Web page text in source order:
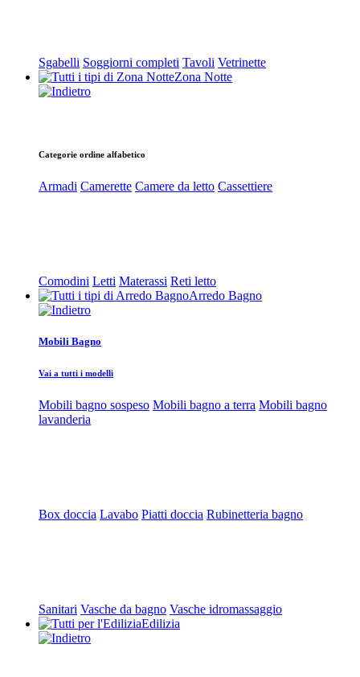
Sgabelli Soggiorni completi Tavoli Vetrinette
Zona Notte
Categorie ordine alfabetico
Armadi Camerette Camere da letto Cassettiere
Comodini Letti Materassi Reti letto
Arredo Bagno
Mobili Bagno
Vai a tutti i modelli
Mobili bagno sospeso Mobili bagno a terra Mobili bagno
lavanderia
Box doccia Lavabo Piatti doccia Rubinetteria bagno
Sanitari Vasche da bagno Vasche idromassaggio
Edilizia